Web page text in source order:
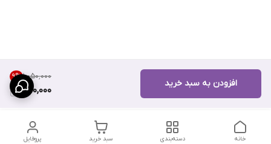
۱٬۰۵۰٬۰۰۰ 9%
950,000
افزودن به سبد خرید
پروفایل سبد خرید دسته‌بندی خانه